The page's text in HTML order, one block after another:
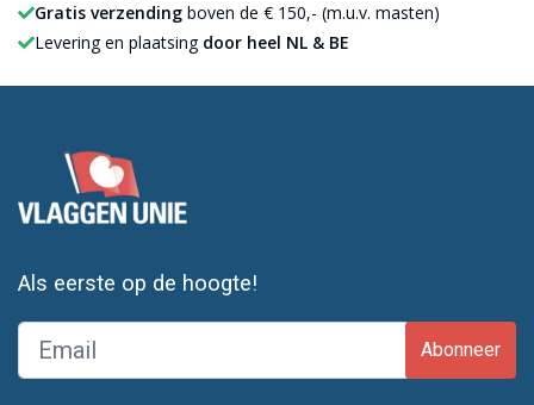
Gratis verzending boven de € 150,- (m.u.v. masten)
Levering en plaatsing door heel NL & BE
Als eerste op de hoogte!
Abonneer